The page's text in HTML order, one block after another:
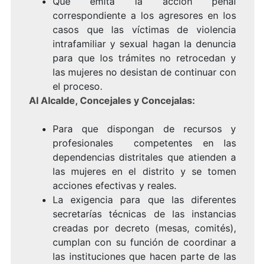
correspondiente a los agresores en los
casos que las víctimas de violencia
intrafamiliar y sexual hagan la denuncia
para que los trámites no retrocedan y
las mujeres no desistan de continuar con
el proceso.
Al Alcalde, Concejales y Concejalas:
Para que dispongan de recursos y
profesionales competentes en las
dependencias distritales que atienden a
las mujeres en el distrito y se tomen
acciones efectivas y reales.
La exigencia para que las diferentes
secretarías técnicas de las instancias
creadas por decreto (mesas, comités),
cumplan con su función de coordinar a
las instituciones que hacen parte de las